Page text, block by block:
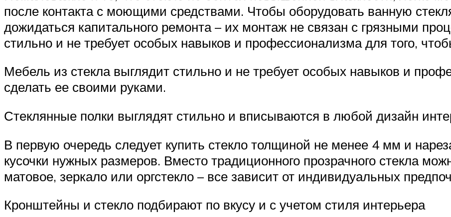
после контакта с моющими средствами. Чтобы оборудовать ванную
дожидаться капитального ремонта – их монтаж не связан с грязными
стильно и не требует особых навыков и профессионализма для того,
Мебель из стекла выглядит стильно и не требует особых навыков и
сделать ее своими руками.
Стеклянные полки выглядят стильно и вписываются в любой дизайн
В первую очередь следует купить стекло толщиной не менее 4 мм и
кусочки нужных размеров. Вместо традиционного прозрачного стекла
матовое, зеркало или оргстекло – все зависит от индивидуальных
Кронштейны и стекло подбирают по вкусу и с учетом стиля интерьера